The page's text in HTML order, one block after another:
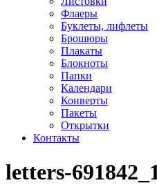
Флаеры
Буклеты, лифлеты
Брошюры
Плакаты
Блокноты
Папки
Календари
Конверты
Пакеты
Открытки
Контакты
letters-